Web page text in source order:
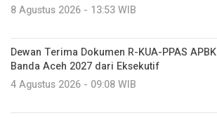
8 Agustus 2026 - 13:53 WIB
Dewan Terima Dokumen R-KUA-PPAS APBK
Banda Aceh 2027 dari Eksekutif
4 Agustus 2026 - 09:08 WIB